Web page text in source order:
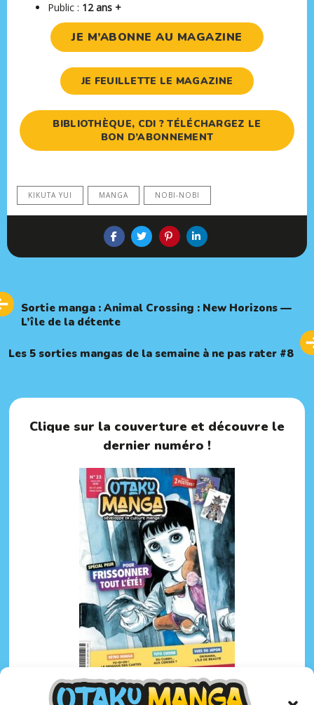
Public : 12 ans +
JE M’ABONNE AU MAGAZINE
JE FEUILLETTE LE MAGAZINE
BIBLIOTHÈQUE, CDI ? TÉLÉCHARGEZ LE
BON D’ABONNEMENT
KIKUTA YUI MANGA NOBI-NOBI
Article
Sortie manga : Animal Crossing : New Horizons —
L’île de la détente
Article
Les 5 sorties mangas de la semaine à ne pas rater #8
Clique sur la couverture et découvre le
dernier numéro !